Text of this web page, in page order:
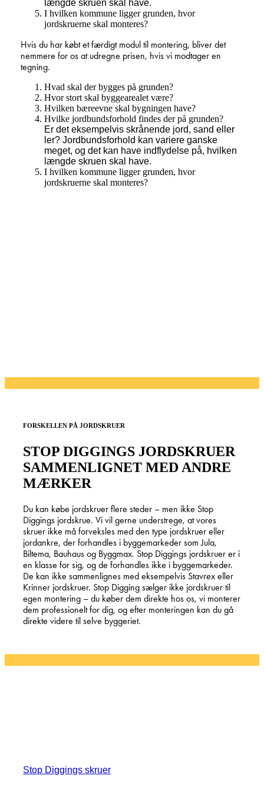
længde skruen skal have.
I hvilken kommune ligger grunden, hvor
jordskruerne skal monteres?
Hvis du har købt et færdigt modul til montering, bliver det
nemmere for os at udregne prisen, hvis vi modtager en
tegning.
Hvad skal der bygges på grunden?
Hvor stort skal byggearealet være?
Hvilken bæreevne skal bygningen have?
Hvilke jordbundsforhold findes der på grunden?
Er det eksempelvis skrånende jord, sand eller
ler? Jordbundsforhold kan variere ganske
meget, og det kan have indflydelse på, hvilken
længde skruen skal have.
I hvilken kommune ligger grunden, hvor
jordskruerne skal monteres?
FORSKELLEN PÅ JORDSKRUER
STOP DIGGINGS JORDSKRUER
SAMMENLIGNET MED ANDRE
MÆRKER
Du kan købe jordskruer flere steder – men ikke Stop
Diggings jordskrue. Vi vil gerne understrege, at vores
skruer ikke må forveksles med den type jordskruer eller
jordankre, der forhandles i byggemarkeder som Jula,
Biltema, Bauhaus og Byggmax. Stop Diggings jordskruer er i
en klasse for sig, og de forhandles ikke i byggemarkeder.
De kan ikke sammenlignes med eksempelvis Stavrex eller
Krinner jordskruer. Stop Digging sælger ikke jordskruer til
egen montering – du køber dem direkte hos os, vi monterer
dem professionelt for dig, og efter monteringen kan du gå
direkte videre til selve byggeriet.
Stop Diggings skruer